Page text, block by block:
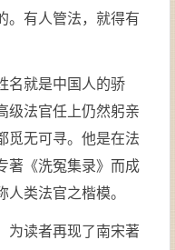
。有人管法，就得有
名就是中国人的骄
级法官任上仍然躬亲
觅无可寻。他是在法
著《洗冤集录》而成
类法官之楷模。
为读者再现了南宋著